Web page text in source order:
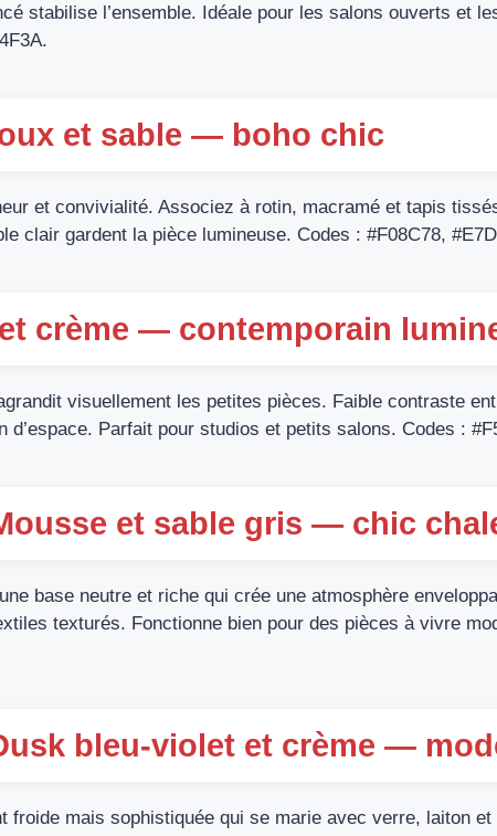
stabilise l’ensemble. Idéale pour les salons ouverts et
et sable — boho chic
et convivialité. Associez à rotin, macramé et tapis
clair gardent la pièce lumineuse. Codes : #F08C78,
crème — contemporain
visuellement les petites pièces. Faible contraste
d’espace. Parfait pour studios et petits salons. Codes :
et sable gris — chic
base neutre et riche qui crée une atmosphère
texturés. Fonctionne bien pour des pièces à vivre
bleu-violet et crème —
froide mais sophistiquée qui se marie avec verre, laiton